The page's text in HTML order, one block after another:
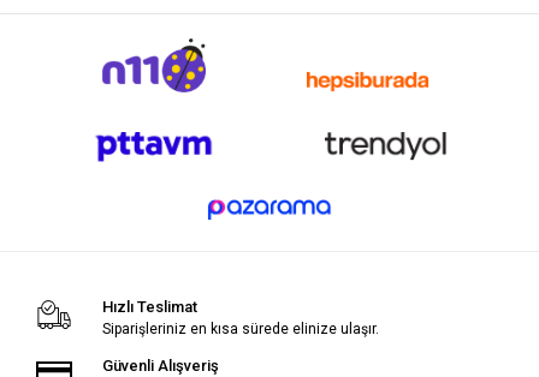
Hızlı Teslimat
Siparişleriniz en kısa sürede elinize ulaşır.
Güvenli Alışveriş